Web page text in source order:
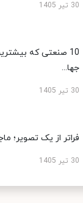
30 تیر 1405
10 صنعتی که
جها...
30 تیر 1405
فراتر از یک تصویر؛
30 تیر 1405